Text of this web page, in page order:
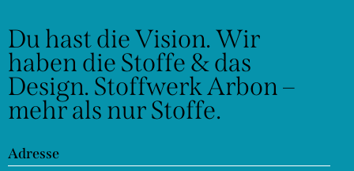
Du hast die Vision.Wir
haben die Stoffe & das
Design. Stoffwerk Arbon –
mehr als nur Stoffe.
Adresse